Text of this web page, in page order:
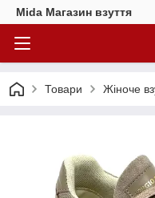
Mida Магазин взуття
Товари Жіноче